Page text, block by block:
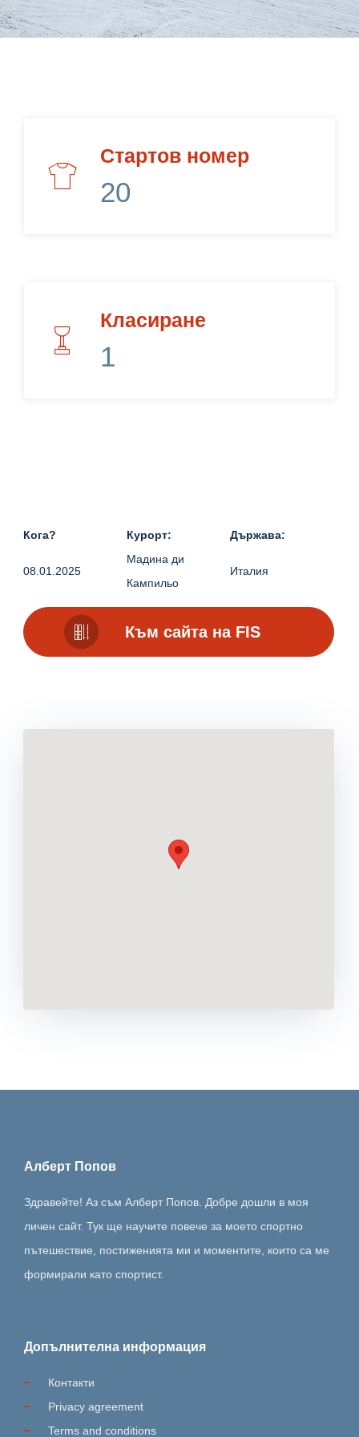
BG
Стартов номер
20
Класиране
1
Кога? Курорт: Държава:
08.01.2025
Мадина ди
Кампильо
Италия
Към сайта на FIS
Алберт Попов
Здравейте! Аз съм Алберт Попов. Добре дошли в моя
личен сайт. Тук ще научите повече за моето спортно
пътешествие, постиженията ми и моментите, които са ме
формирали като спортист.
Допълнителна информация
Контакти
Privacy agreement
Terms and conditions